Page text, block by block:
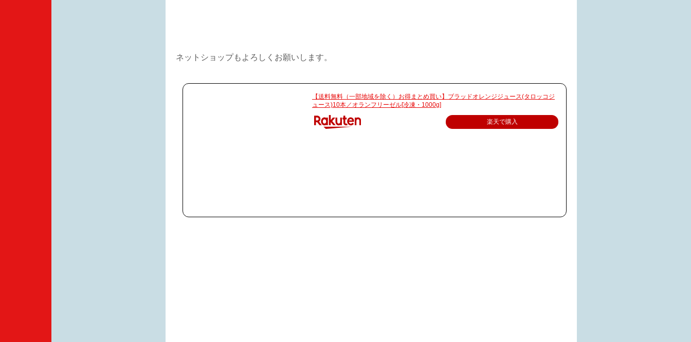
ネットショップもよろしくお願いします。
【送料無料（一部地域を除く）お得まとめ買い】ブラッドオレンジジュース(タロッコジ
ュース)10本／オランフリーゼル[冷凍・1000g]
楽天で購入